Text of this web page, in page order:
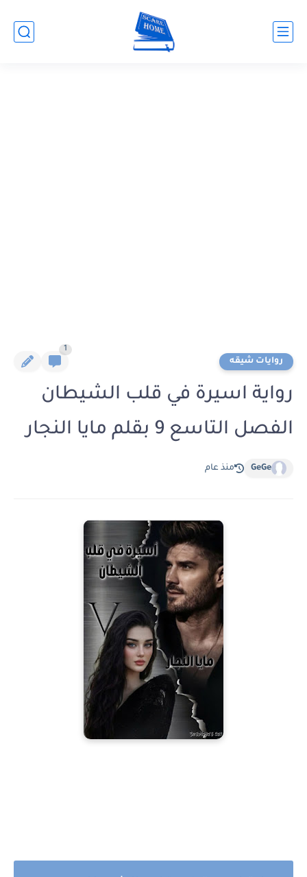
روايات شيقه
1
رواية اسيرة في قلب الشيطان
الفصل التاسع 9 بقلم مايا النجار
GeGe منذ عام